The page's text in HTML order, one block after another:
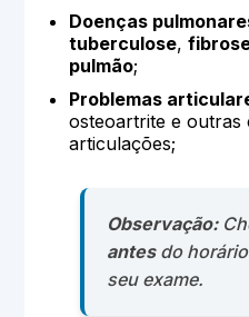
Doenças
tuberculose,
pulmão;
Problemas
osteoartrite e outras
articulações;
Observação:
antesdo
seu exame.